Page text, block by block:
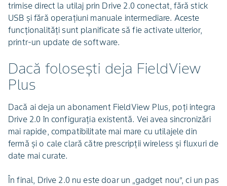
trimise direct la utilaj prin Drive 2.0 conectat, fără stick
USB și fără operațiuni manuale intermediare. Aceste
funcționalități sunt planificate să fie activate ulterior,
printr-un update de software.
Dacă folosești deja FieldView
Plus
Dacă ai deja un abonament FieldView Plus, poți integra
Drive 2.0 în configurația existentă. Vei avea sincronizări
mai rapide, compatibilitate mai mare cu utilajele din
fermă și o cale clară către prescripții wireless și fluxuri de
date mai curate.
În final, Drive 2.0 nu este doar un „gadget nou”, ci un pas